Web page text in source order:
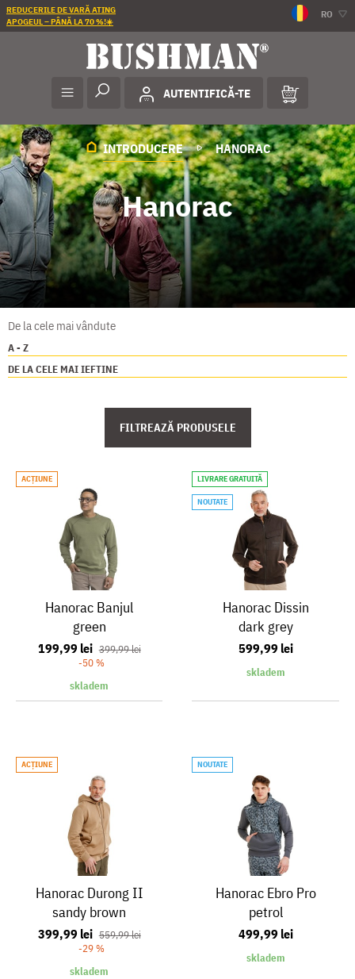
REDUCERILE DE VARĂ ATING
APOGEUL – PÂNĂ LA 70 %!☀️
RO
AUTENTIFICĂ-TE
INTRODUCERE HANORAC
Hanorac
De la cele mai vândute
A - Z
DE LA CELE MAI IEFTINE
FILTREAZĂ PRODUSELE
ACŢIUNE
Hanorac Banjul
green
199,99 lei 399,99 lei
-50 %
skladem
LIVRARE GRATUITĂ
NOUTATE
Hanorac Dissin
dark grey
599,99 lei
skladem
ACŢIUNE
Hanorac Durong II
sandy brown
399,99 lei 559,99 lei
-29 %
skladem
NOUTATE
Hanorac Ebro Pro
petrol
499,99 lei
skladem